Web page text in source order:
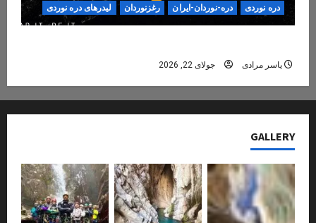
دره نوردی دره-نوردان-ایران رغزنوردان لیدرهای دره نوردی
یاسر مرادی جولای 22, 2026
GALLERY